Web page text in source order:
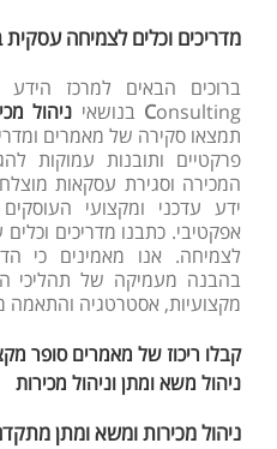
מדריכים וכלים לצמיחה
ברוכים הבאים למרכז
Consulting בנושאי ניהול
תמצאו סקירה של מאמרים
פרקטיים ותובנות עמוקות
המכירה וסגירת עסקאות
ידע עדכני ומקצועי
אפקטיבי. כתבנו מדריכים
לצמיחה. אנו מאמינים כי
בהבנה מעמיקה של תהליכי
מקצועיות, אסטרטגיה והתאמה
קבלו ריכוז של מאמרים סופר
ניהול משא ומתן וניהול מכירות
ניהול מכירות ומשא ומתן